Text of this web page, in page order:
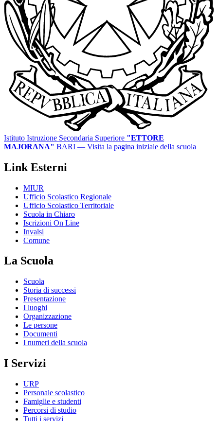
Istituto Istruzione Secondaria Superiore "ETTORE
MAJORANA" BARI — Visita la pagina iniziale della scuola
Link Esterni
MIUR
Ufficio Scolastico Regionale
Ufficio Scolastico Territoriale
Scuola in Chiaro
Iscrizioni On Line
Invalsi
Comune
La Scuola
Scuola
Storia di successi
Presentazione
I luoghi
Organizzazione
Le persone
Documenti
I numeri della scuola
I Servizi
URP
Personale scolastico
Famiglie e studenti
Percorsi di studio
Tutti i servizi